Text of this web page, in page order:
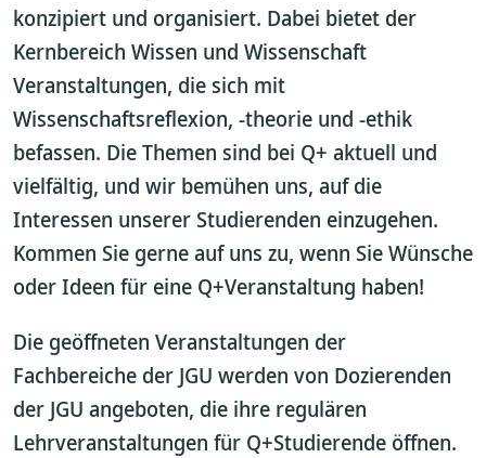
konzipiert und organisiert. Dabei bietet der
Kernbereich Wissen und Wissenschaft
Veranstaltungen, die sich mit
Wissenschaftsreflexion, -theorie und -ethik
befassen. Die Themen sind bei Q+ aktuell und
vielfältig, und wir bemühen uns, auf die
Interessen unserer Studierenden einzugehen.
Kommen Sie gerne auf uns zu, wenn Sie Wünsche
oder Ideen für eine Q+Veranstaltung haben!
Die geöffneten Veranstaltungen der
Fachbereiche der JGU werden von Dozierenden
der JGU angeboten, die ihre regulären
Lehrveranstaltungen für Q+Studierende öffnen.